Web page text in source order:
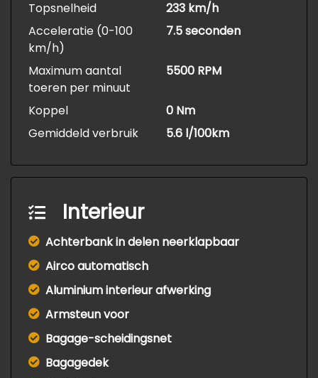
Topsnelheid
233 km/h
Acceleratie (0-100
km/h)
7.5 seconden
Maximum aantal
toeren per minuut
5500 RPM
Koppel
0 Nm
Gemiddeld verbruik
5.6 l/100km
Interieur
Achterbank in delen neerklapbaar
Airco automatisch
Aluminium interieur afwerking
Armsteun voor
Bagage-scheidingsnet
Bagagedek